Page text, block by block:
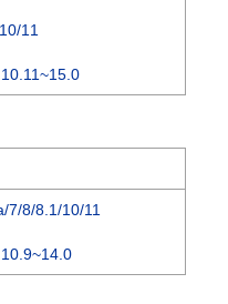
11
10.11~15.0
7/8/8.1/10/11
10.9~14.0